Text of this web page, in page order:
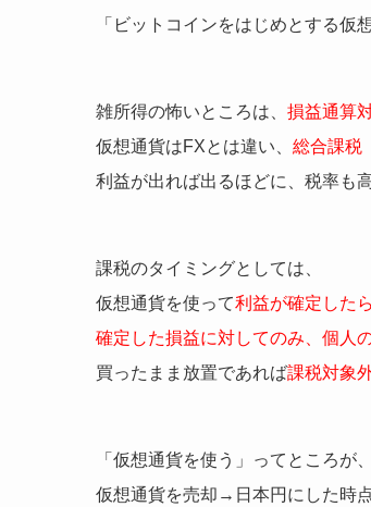
「ビットコインをはじめとする仮
雑所得の怖いところは、 損益通算
仮想通貨はFXとは違い、 総合課税
利益が出れば出るほどに、税率も
課税のタイミングとしては、
仮想通貨を使って利益が確定した
確定した損益に対してのみ、個人
買ったまま放置であれば課税対象
「仮想通貨を使う」ってところが
仮想通貨を売却→日本円にした時点